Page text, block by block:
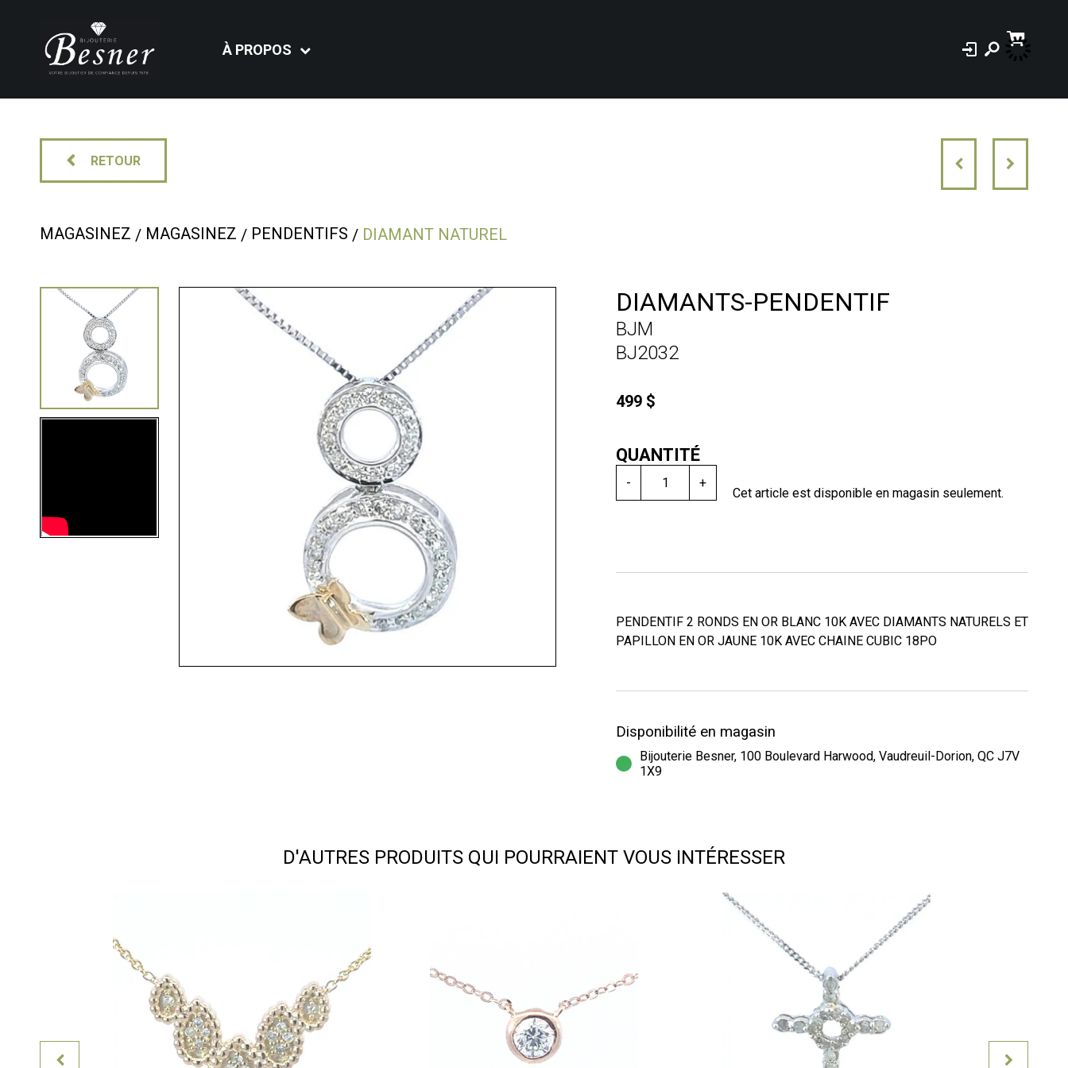
À PROPOS
RETOUR
MAGASINEZ MAGASINEZ PENDENTIFS DIAMANT NATUREL
DIAMANTS-PENDENTIF
BJM
BJ2032
499 $
QUANTITÉ
- +
Cet article est disponible en magasin seulement.
PENDENTIF 2 RONDS EN OR BLANC 10K AVEC DIAMANTS NATURELS ET
PAPILLON EN OR JAUNE 10K AVEC CHAINE CUBIC 18PO
Disponibilité en magasin
Bijouterie Besner, 100 Boulevard Harwood, Vaudreuil-Dorion, QC J7V
1X9
D'AUTRES PRODUITS QUI POURRAIENT VOUS INTÉRESSER